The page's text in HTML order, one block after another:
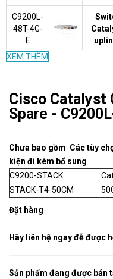
C9200L-
48T-4G-
E
C9200L-
C2960L-
AP
WS-
C2960L-
16TS-LL
SG350-
K9-EU
C2960L-
XEM THÊM
Cisco Catalyst
Spare -
Chưa bao gồm Các tùy
kiện đi kèm bổ sung
C9200-STACK
STACK-T4-50CM
Đặt hàng
Hãy liên hệ ngay đễ được
Sản phẩm đang được bán